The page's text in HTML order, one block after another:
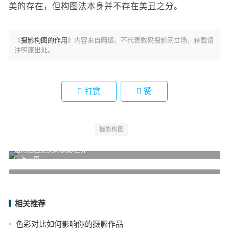
美的存在，但构图法本身并不存在美丑之分。 ​​​​​​​​
《摄影构图的作用 》内容来自网络，不代表数码摄影网立场，转载请
注明原出处。
打赏 赞
摄影构图
上一篇
如何拍出绝美的倒影世界
相关推荐
色彩对比如何影响你的摄影作品